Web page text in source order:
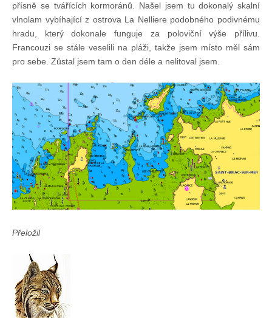
přísně se tvářících kormoránů. Našel jsem tu dokonalý skalní
vlnolam vybíhající z ostrova La Nelliere podobného podivnému
hradu, který dokonale funguje za poloviční výše přílivu.
Francouzi se stále veselili na pláži, takže jsem místo měl sám
pro sebe. Zůstal jsem tam o den déle a nelitoval jsem.
Přeložil